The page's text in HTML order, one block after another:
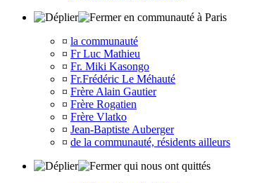
en communauté à Paris
¤ la communauté
¤ Fr Luc Mathieu
¤ Fr. Miki Kasongo
¤ Fr.Frédéric Le Méhauté
¤ Frère Alain Gautier
¤ Frère Rogatien
¤ Frère Vlatko
¤ Jean-Baptiste Auberger
¤ de la communauté, résidents ailleurs
qui nous ont quittés